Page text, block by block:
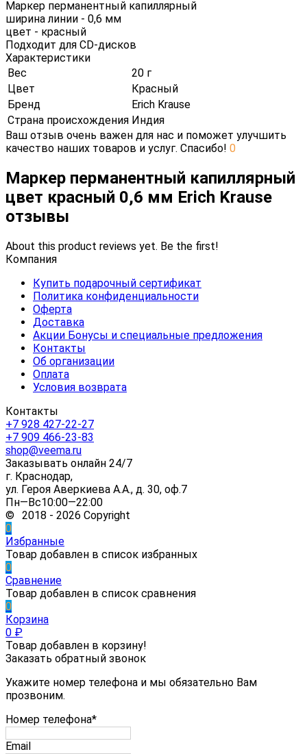
Маркер перманентный капиллярный
ширина линии - 0,6 мм
цвет - красный
Подходит для CD-дисков
Характеристики
Вес
20 г
Цвет
Красный
Бренд
Erich Krause
Страна происхождения Индия
Ваш отзыв очень важен для нас и поможет улучшить
качество наших товаров и услуг. Спасибо! 0
Маркер перманентный капиллярный
цвет красный 0,6 мм Erich Krause
отзывы
About this product reviews yet. Be the first!
Компания
Купить подарочный сертификат
Политика конфиденциальности
Оферта
Доставка
Акции Бонусы и специальные предложения
Контакты
Об организации
Оплата
Условия возврата
Контакты
+7 928 427-22-27
+7 909 466-23-83
shop@veema.ru
Заказывать онлайн 24/7
г. Краснодар,
ул. Героя Аверкиева А.А., д. 30, оф.7
Пн—Вс10:00—22:00
© 2018 - 2026 Copyright
0
Избранные
Товар добавлен в список избранных
0
Сравнение
Товар добавлен в список сравнения
0
Корзина
0 ₽
Товар добавлен в корзину!
Заказать обратный звонок
Укажите номер телефона и мы обязательно Вам
прозвоним.
Номер телефона*
Email